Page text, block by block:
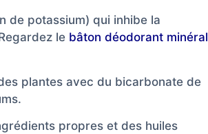
de potassium) qui inhibe la
le bâton déodorant minéral
plantes avec du bicarbonate de
propres et des huiles